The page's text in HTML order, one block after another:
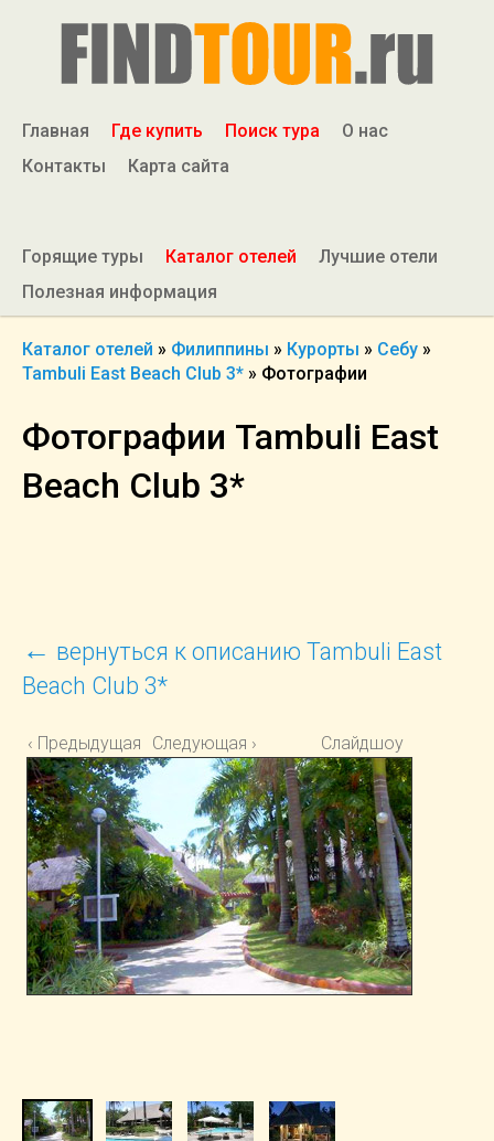
Главная Где купить Поиск тура
О нас
Контакты
Карта сайта
Горящие туры Каталог отелей
Лучшие отели
Полезная информация
Каталог отелей » Филиппины » Курорты » Себу »
Tambuli East Beach Club 3* » Фотографии
Фотографии Tambuli East
Beach Club 3*
← вернуться к описанию Tambuli East
Beach Club 3*
‹ Предыдущая Следующая › Слайдшоу